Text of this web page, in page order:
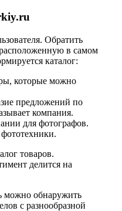
Обратить
в самом
каталог:
которые можно
предложений по
компания.
для фотографов.
товаров.
делится на
можно обнаружить
с разнообразной